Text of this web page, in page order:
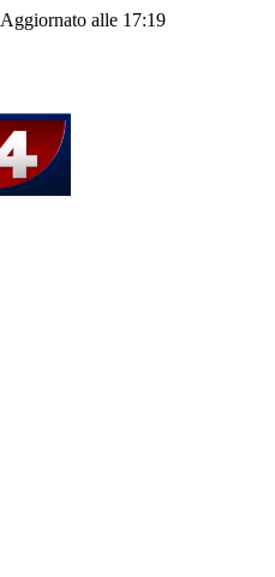
Aggiornato alle 17:19